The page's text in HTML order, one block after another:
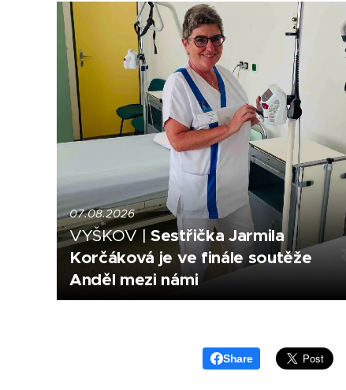
07.08.2026
VYŠKOV |Sestřička Jarmila
Korčáková je ve finále soutěže
Anděl mezi námi
Share